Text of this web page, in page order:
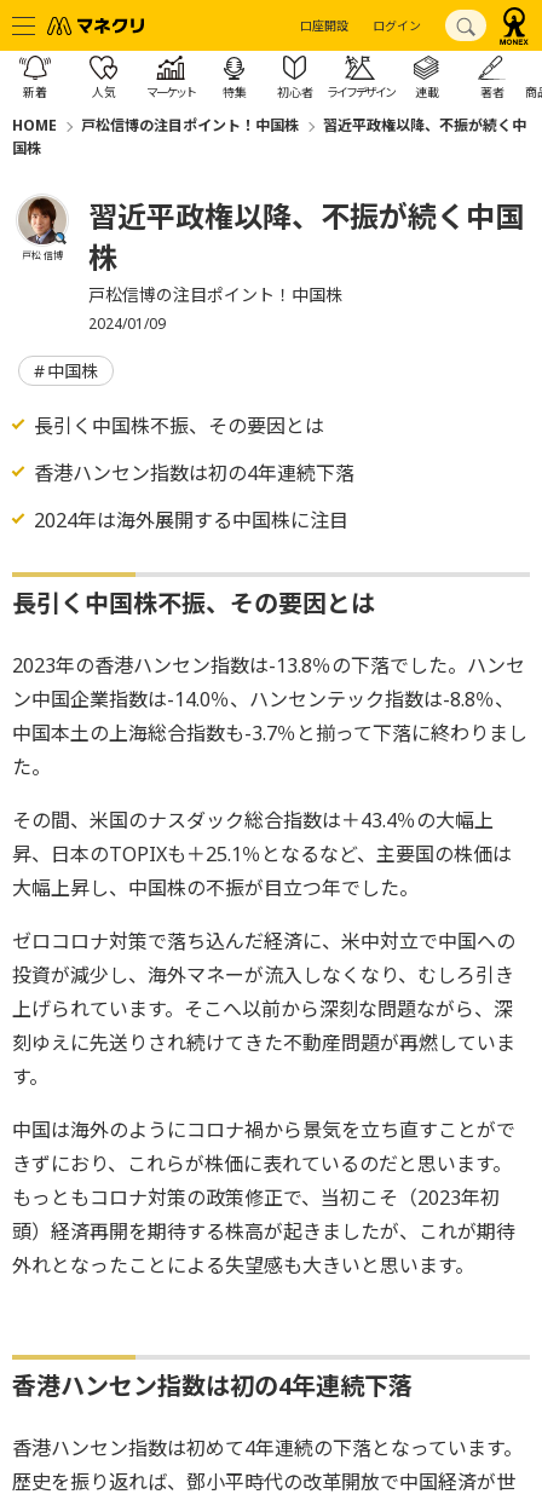
口座開設 ログイン
新着 人気 マーケット 特集 初心者 ライフデザイン 連載 著者 商
HOME 戸松信博の注目ポイント！中国株
習近平政権以降、不振が続く中
国株
戸松 信博
習近平政権以降、不振が続く中国
株
戸松信博の注目ポイント！中国株
2024/01/09
中国株
長引く中国株不振、その要因とは
香港ハンセン指数は初の4年連続下落
2024年は海外展開する中国株に注目
長引く中国株不振、その要因とは
2023年の香港ハンセン指数は-13.8％の下落でした。ハンセ
ン中国企業指数は-14.0％、ハンセンテック指数は-8.8％、
中国本土の上海総合指数も-3.7％と揃って下落に終わりまし
た。
その間、米国のナスダック総合指数は＋43.4％の大幅上
昇、日本のTOPIXも＋25.1％となるなど、主要国の株価は
大幅上昇し、中国株の不振が目立つ年でした。
ゼロコロナ対策で落ち込んだ経済に、米中対立で中国への
投資が減少し、海外マネーが流入しなくなり、むしろ引き
上げられています。そこへ以前から深刻な問題ながら、深
刻ゆえに先送りされ続けてきた不動産問題が再燃していま
す。
中国は海外のようにコロナ禍から景気を立ち直すことがで
きずにおり、これらが株価に表れているのだと思います。
もっともコロナ対策の政策修正で、当初こそ（2023年初
頭）経済再開を期待する株高が起きましたが、これが期待
外れとなったことによる失望感も大きいと思います。
香港ハンセン指数は初の4年連続下落
香港ハンセン指数は初めて4年連続の下落となっています。
歴史を振り返れば、鄧小平時代の改革開放で中国経済が世